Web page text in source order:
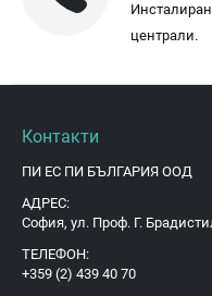
централи.
Контакти
ПИ ЕС ПИ БЪЛГАРИЯ ООД
АДРЕС:
София, ул. Проф. Г.
ТЕЛЕФОН:
+359 (2) 439 40 70